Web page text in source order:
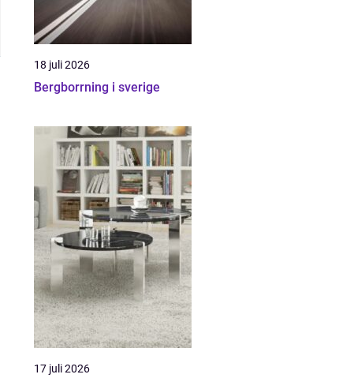
18 juli 2026
Bergborrning i sverige
17 juli 2026